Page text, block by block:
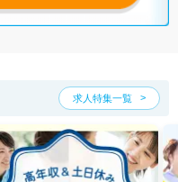
求人特集一覧